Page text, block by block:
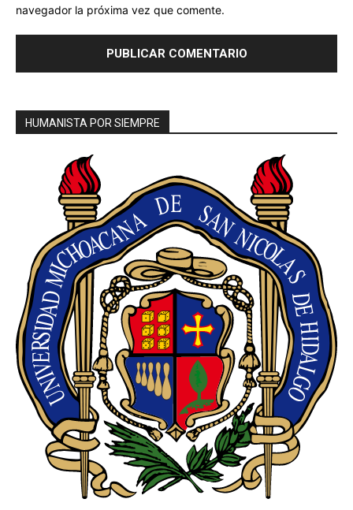
navegador la próxima vez que comente.
HUMANISTA POR SIEMPRE